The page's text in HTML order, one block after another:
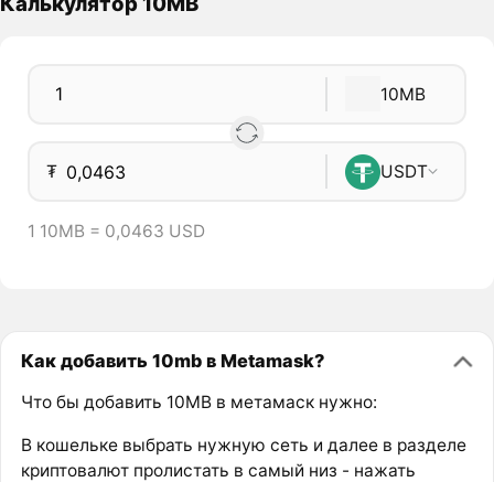
10MB
₮ USDT
1 10MB = 0,0463 USD
Как добавить 10mb в Metamask?
Что бы добавить 10MB в метамаск нужно:
В кошельке выбрать нужную сеть и далее в разделе
криптовалют пролистать в самый низ - нажать